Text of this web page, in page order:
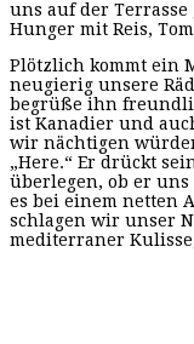
uns auf der
Hunger mit Reis,
Plötzlich kommt ein
neugierig unsere
begrüße ihn
ist Kanadier und
wir nächtigen
„Here.“ Er drückt
überlegen, ob er
es bei einem netten
schlagen wir unser
mediterraner